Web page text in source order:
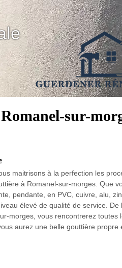
sur-
maitrisons à la perfection les
à Romanel-sur-morges. Que
pendante, en PVC, cuivre, alu,
élevé de qualité de service. De
morges, vous rencontrerez toutes
aurez une belle gouttière propre